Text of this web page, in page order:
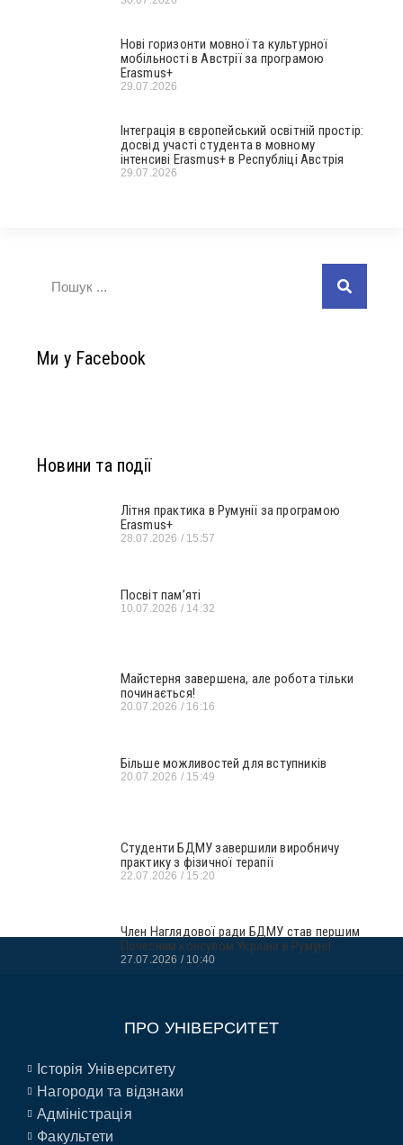
Нові горизонти мовної та культурної
мобільності в Австрії за програмою
Erasmus+
29.07.2026
Інтеграція в європейський освітній простір:
досвід участі студента в мовному
інтенсиві Erasmus+ в Республіці Австрія
29.07.2026
Ми у Facebook
Новини та події
Літня практика в Румунії за програмою
Erasmus+
28.07.2026 15:57
Посвіт пам’яті
10.07.2026 14:32
Майстерня завершена, але робота тільки
починається!
20.07.2026 16:16
Більше можливостей для вступників
20.07.2026 15:49
Студенти БДМУ завершили виробничу
практику з фізичної терапії
22.07.2026 15:20
Член Наглядової ради БДМУ став першим
Почесним консулом України в Румунії
27.07.2026 10:40
ПРО УНІВЕРСИТЕТ
Історія Університету
Нагороди та відзнаки
Адміністрація
Факультети